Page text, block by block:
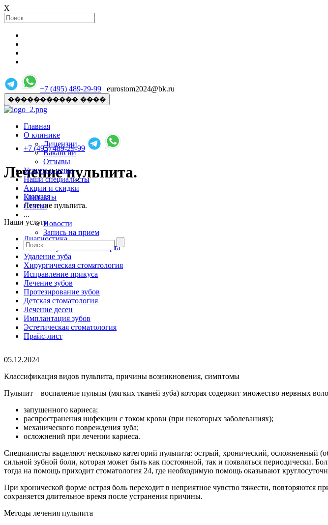
X
+7 (495) 489-29-99 | eurostom2024@bk.ru
����������� ����
Главная
О клинике
Лицензии
Вакансии
Отзывы
Услуги и цены
Наши специалисты
Акции и скидки
Контакты
Статьи
...
Новости
Запись на прием
+7 (495) 489-29-99
Лечение пульпита.
Главная
Лечение пульпита.
Наши услуги
Диагностика
Гигиена зубов и полости рта
Удаление зуба
Хирургическая стоматология
Исправление прикуса
Лечение зубов
Протезирование зубов
Детская стоматология
Лечение десен
Имплантация зубов
Эстетическая стоматология
Прайс-лист
05.12.2024
Классификация видов пульпита, причины возникновения, симптомы
Пульпит – воспаление пульпы (мягких тканей зуба) которая содержит множество нервных
запущенного кариеса;
распространения инфекции с током крови (при некоторых заболеваниях);
механического повреждения зуба;
осложнений при лечении кариеса.
Специалисты выделяют несколько категорий пульпита: острый, хронический,
сильной зубной боли, которая может быть как постоянной, так и появляться периодически.
тогда на помощь приходит стоматология 24, где необходимую помощь оказывают
При хронической форме острая боль переходит в неприятное чувство тяжести, повторяются
сохраняется длительное время после устранения причины.
Методы лечения пульпита